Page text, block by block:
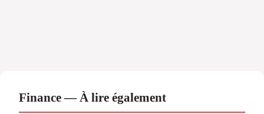
Finance — À lire également